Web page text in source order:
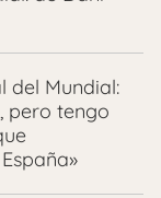
del Mundial:
pero tengo